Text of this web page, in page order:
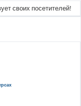
своих посетителей!